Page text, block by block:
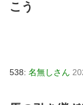
こう
538: 名無しさん